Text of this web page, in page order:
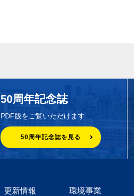
50周年記念誌
PDF版をご覧いただけます
50周年記念誌を見る
更新情報
環境事業